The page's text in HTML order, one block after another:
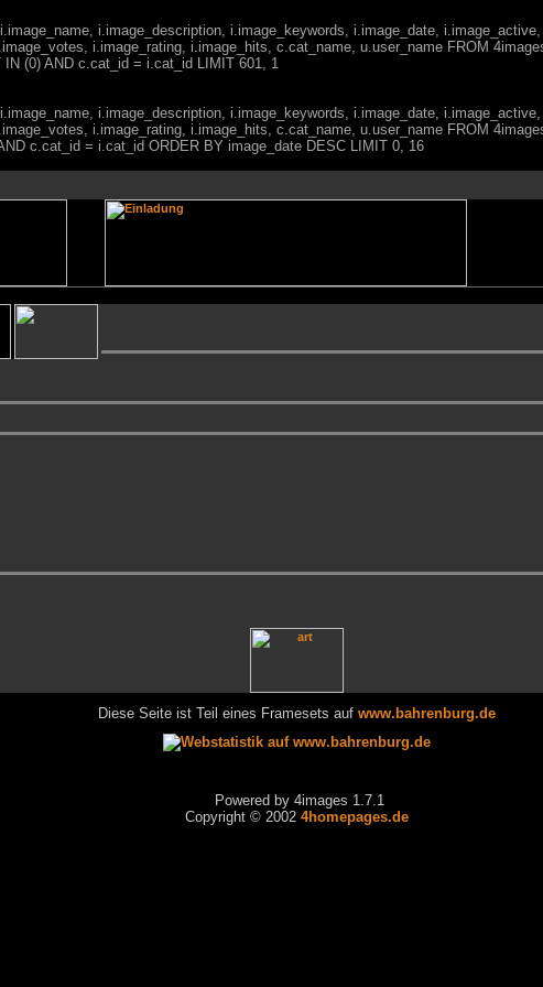
i.image_description, i.image_keywords, i.image_date,
i.image_rating, i.image_hits, c.cat_name, u.user_name FROM
(0) AND c.cat_id = i.cat_id LIMIT 601, 1
i.image_description, i.image_keywords, i.image_date,
i.image_rating, i.image_hits, c.cat_name, u.user_name FROM
c.cat_id = i.cat_id ORDER BY image_date DESC LIMIT 0, 16
Diese Seite ist Teil eines Framesets auf www.bahrenburg.de
Powered by 4images 1.7.1
Copyright © 2002 4homepages.de